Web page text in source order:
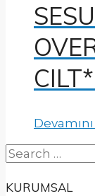
Search
KURUMSAL